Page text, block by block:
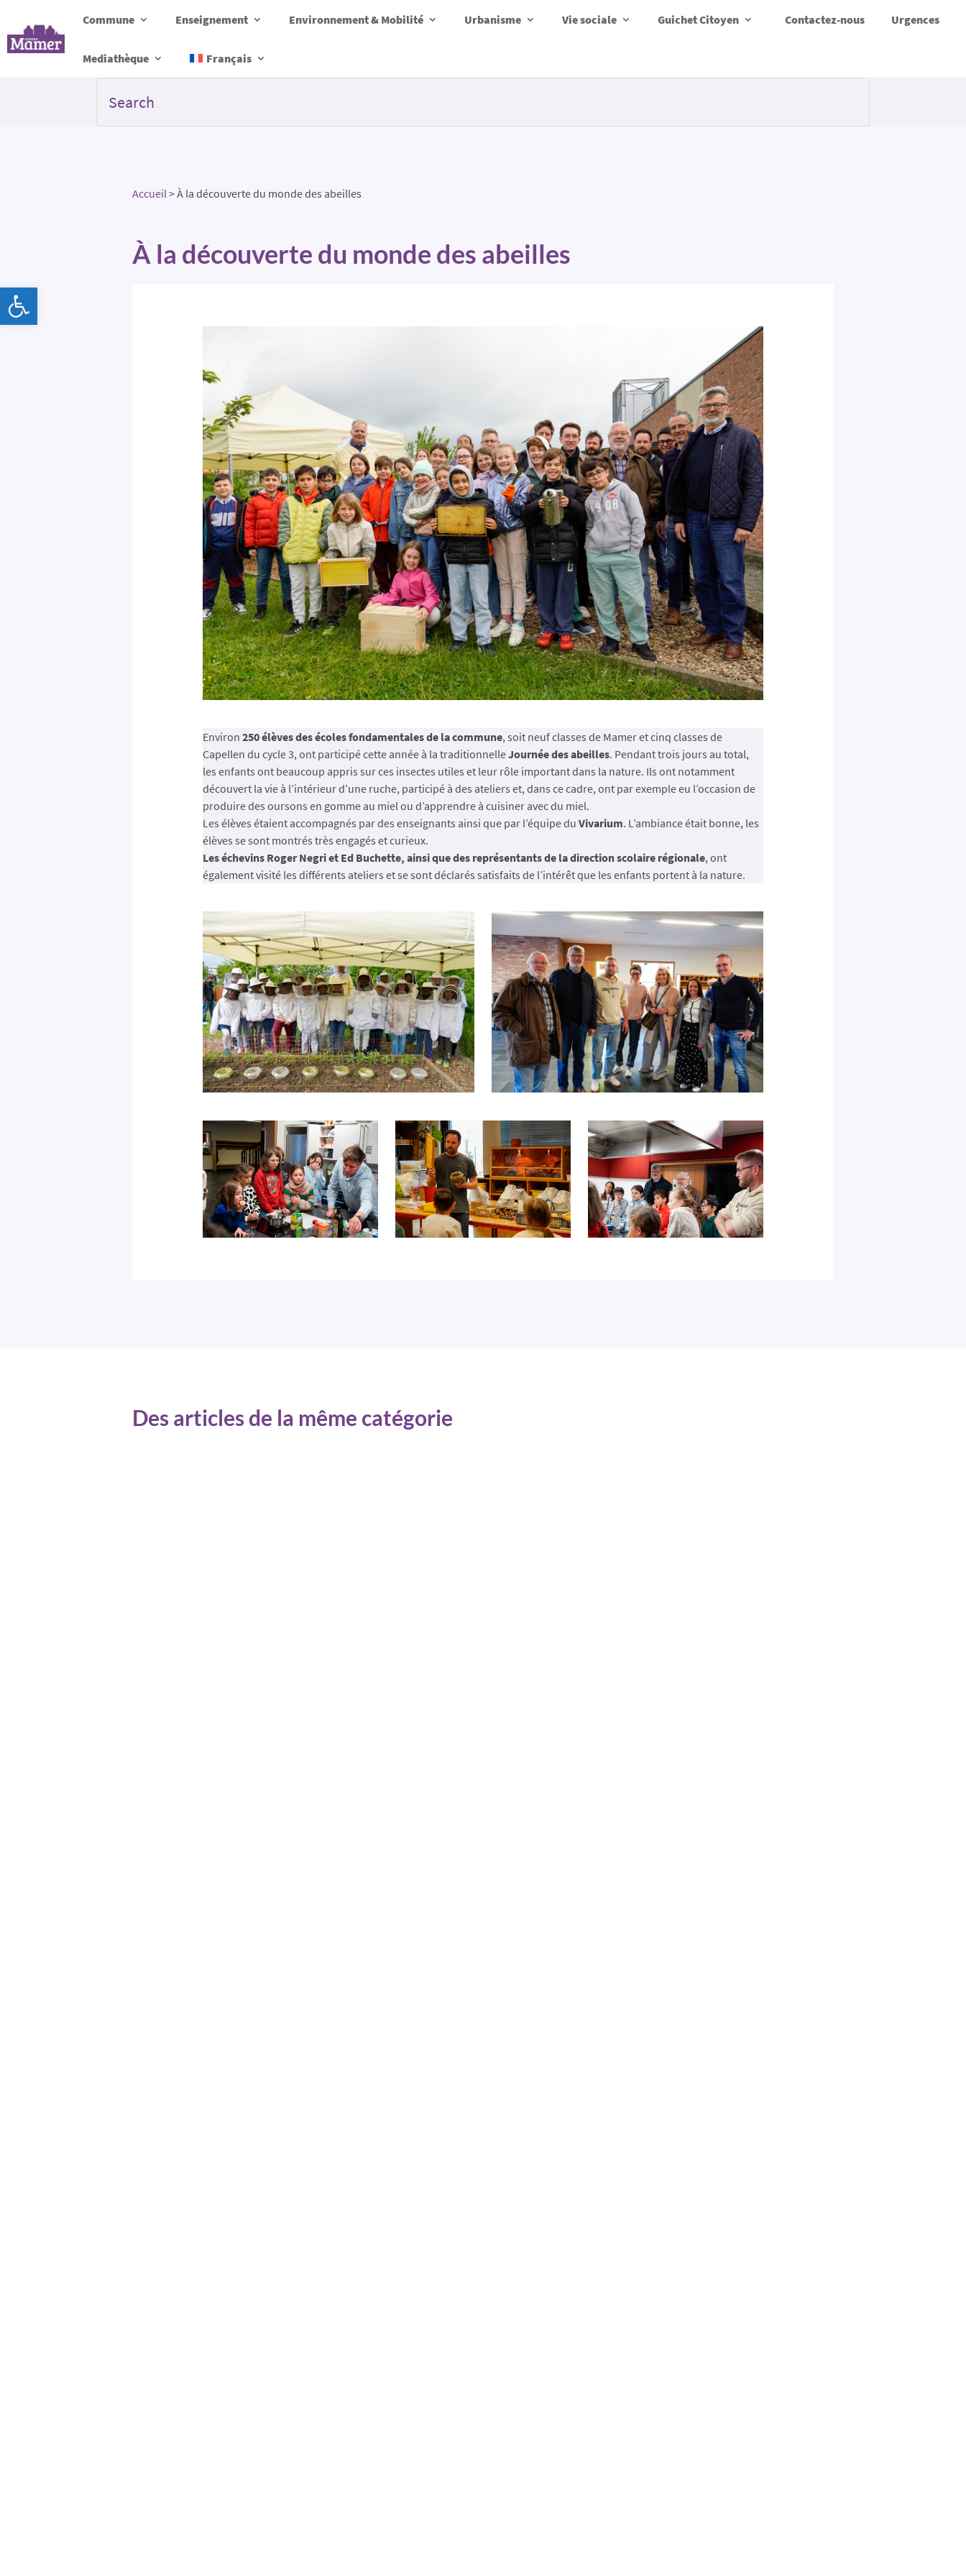
Commune Enseignement Environnement & Mobilité Urbanisme Vie sociale Guichet Citoyen Contactez-nous Urgences
Mediathèque Français
Accueil>À la découverte du monde des abeilles
À la découverte du monde des abeilles
Environ 250 élèves des écoles fondamentales de la commune, soit neuf classes de Mamer et cinq classes de
Capellen du cycle 3, ont participé cette année à la traditionnelleJournée des abeilles. Pendant trois jours au total,
les enfants ont beaucoup appris sur ces insectes utiles et leur rôle important dans la nature. Ils ont notamment
découvert la vie à l’intérieur d’une ruche, participé à des ateliers et, dans ce cadre, ont par exemple eu l’occasion de
produire des oursons en gomme au miel ou d’apprendre à cuisiner avec du miel.
Les élèves étaient accompagnés par des enseignants ainsi que par l’équipe du Vivarium. L’ambiance était bonne, les
élèves se sont montrés très engagés et curieux.
Les échevins Roger Negri et Ed Buchette, ainsi que des représentants de la direction scolaire régionale, ont
également visité les différents ateliers et se sont déclarés satisfaits de l’intérêt que les enfants portent à la nature.
Des articles de la même catégorie
Ouvrir la barre d’outils